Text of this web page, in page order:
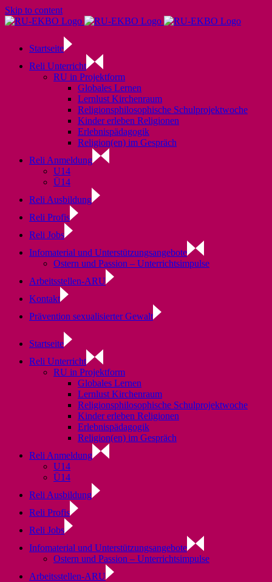
Skip to content
Startseite
Reli Unterricht
RU in Projektform
Globales Lernen
Lernlust Kirchenraum
Religionsphilosophische Schulprojektwoche
Kinder erleben Religionen
Erlebnispädagogik
Religion(en) im Gespräch
Reli Anmeldung
U14
Ü14
Reli Ausbildung
Reli Profis
Reli Jobs
Infomaterial und Unterstützungsangebote
Ostern und Passion – Unterrichtsimpulse
Arbeitsstellen-ARU
Kontakt
Prävention sexualisierter Gewalt
Startseite
Reli Unterricht
RU in Projektform
Globales Lernen
Lernlust Kirchenraum
Religionsphilosophische Schulprojektwoche
Kinder erleben Religionen
Erlebnispädagogik
Religion(en) im Gespräch
Reli Anmeldung
U14
Ü14
Reli Ausbildung
Reli Profis
Reli Jobs
Infomaterial und Unterstützungsangebote
Ostern und Passion – Unterrichtsimpulse
Arbeitsstellen-ARU